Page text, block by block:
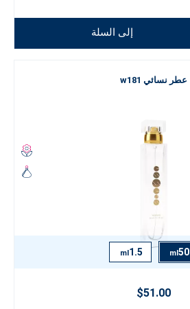
إلى السلة
عطر نسائي w181
50
ml
1.5
ml
$51.00